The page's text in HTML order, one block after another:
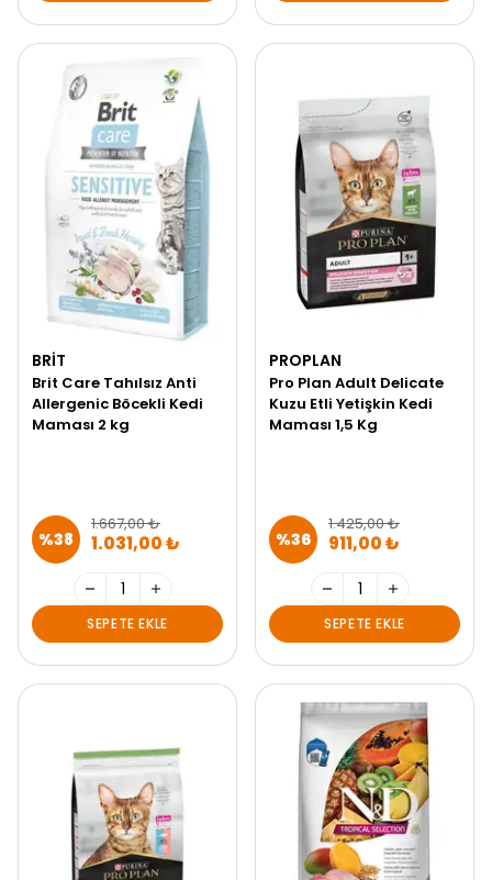
BRIT
Brit Care Tahılsız Anti
Allergenic Böcekli Kedi
Maması 2 kg
%38
1.667,00 ₺
1.031,00 ₺
SEPETE EKLE
PROPLAN
Pro Plan Adult Delicate
Kuzu Etli Yetişkin Kedi
Maması 1,5 Kg
%36
1.425,00 ₺
911,00 ₺
SEPETE EKLE